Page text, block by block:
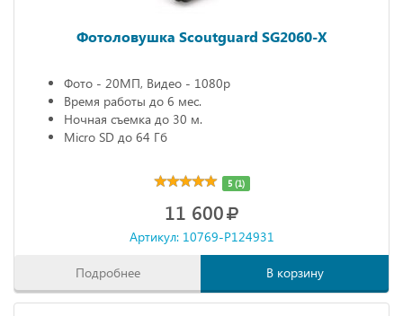
Фотоловушка Scoutguard SG2060-X
Фото - 20МП, Видео - 1080р
Время работы до 6 мес.
Ночная съемка до 30 м.
Micro SD до 64 Гб
5 (1)
11 600
Артикул: 10769-P124931
Подробнее В корзину